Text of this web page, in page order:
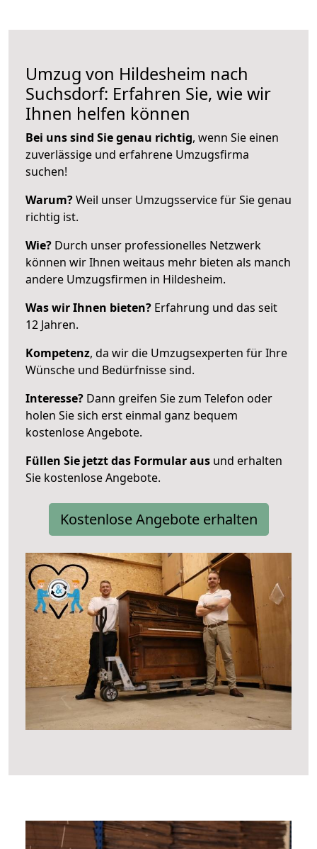
Umzug von Hildesheim nach
Suchsdorf: Erfahren Sie, wie wir
Ihnen helfen können
Bei uns sind Sie genau richtig, wenn Sie einen
zuverlässige und erfahrene Umzugsfirma
suchen!
Warum?Weil unser Umzugsservice für Sie genau
richtig ist.
Wie? Durch unser professionelles Netzwerk
können wir Ihnen weitaus mehr bieten als manch
andere Umzugsfirmen in Hildesheim.
Was wir Ihnen bieten? Erfahrung und das seit
12 Jahren.
Kompetenz, da wir die Umzugsexperten für Ihre
Wünsche und Bedürfnisse sind.
Interesse? Dann greifen Sie zum Telefon oder
holen Sie sich erst einmal ganz bequem
kostenlose Angebote.
Füllen Sie jetzt das Formular aus und erhalten
Sie kostenlose Angebote.
Kostenlose Angebote erhalten